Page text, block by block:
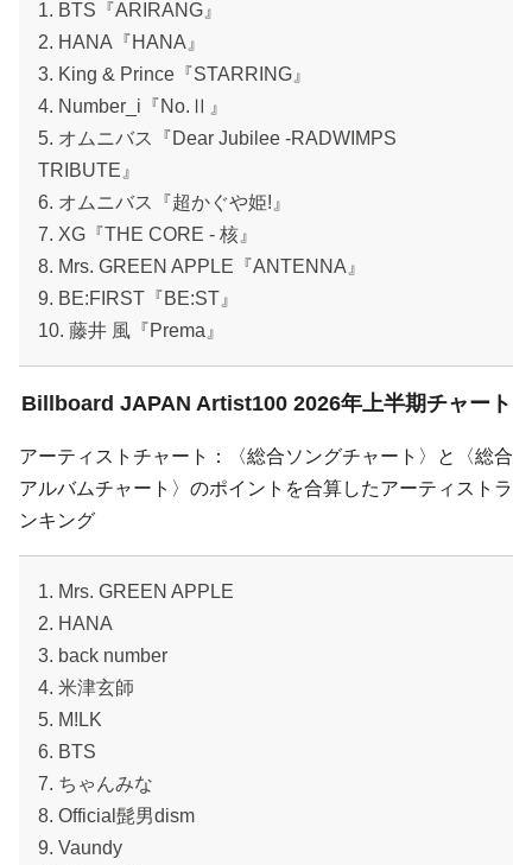
1. BTS『ARIRANG』
2. HANA『HANA』
3. King & Prince『STARRING』
4. Number_i『No.Ⅱ』
5. オムニバス『Dear Jubilee -RADWIMPS
TRIBUTE』
6. オムニバス『超かぐや姫!』
7. XG『THE CORE - 核』
8. Mrs. GREEN APPLE『ANTENNA』
9. BE:FIRST『BE:ST』
10. 藤井 風『Prema』
Billboard JAPAN Artist100 2026年上半期チャート
アーティストチャート：〈総合ソングチャート〉と〈総合
アルバムチャート〉のポイントを合算したアーティストラ
ンキング
1. Mrs. GREEN APPLE
2. HANA
3. back number
4. 米津玄師
5. M!LK
6. BTS
7. ちゃんみな
8. Official髭男dism
9. Vaundy